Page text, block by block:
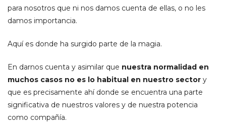
para nosotros que ni nos damos cuenta de ellas, o no les
damos importancia.
Aquí es donde ha surgido parte de la magia.
En darnos cuenta y asimilar que nuestra normalidad en
muchos casos no es lo habitual en nuestro sector y
que es precisamente ahí donde se encuentra una parte
significativa de nuestros valores y de nuestra potencia
como compañía.